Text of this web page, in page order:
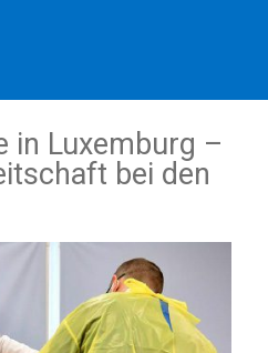
in Luxemburg –
bei den